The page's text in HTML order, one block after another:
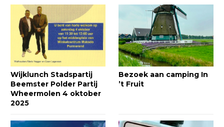
Wijklunch Stadspartij
Beemster Polder Partij
Wheermolen 4 oktober
2025
Bezoek aan camping In
’t Fruit